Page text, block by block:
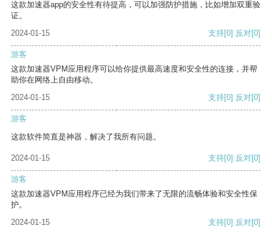
这款加速器app的安全性有待提高，可以加强防护措施，比如增加双重验
证。
2024-01-15
支持[0] 反对[0]
游客
这款加速器VPM应用程序可以给你提供最高速度和安全性的连接，并帮
助你在网络上自由移动。
2024-01-15
支持[0] 反对[0]
游客
这款软件简直是神器，解决了我所有问题。
2024-01-15 支持[0] 反对[0]
游客
这款加速器VPM应用程序已经为我们带来了无限的流畅体验和安全性保
护。
2024-01-15
支持[0] 反对[0]